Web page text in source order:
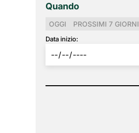
Quando
OGGI PROSSIMI 7 GIORNI
Data inizio: